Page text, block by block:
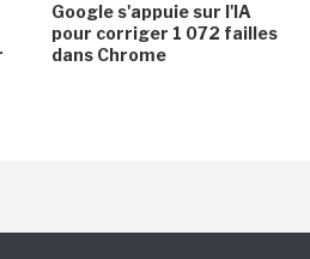
Google s'appuie sur l'IA
pour corriger 1 072 failles
dans Chrome